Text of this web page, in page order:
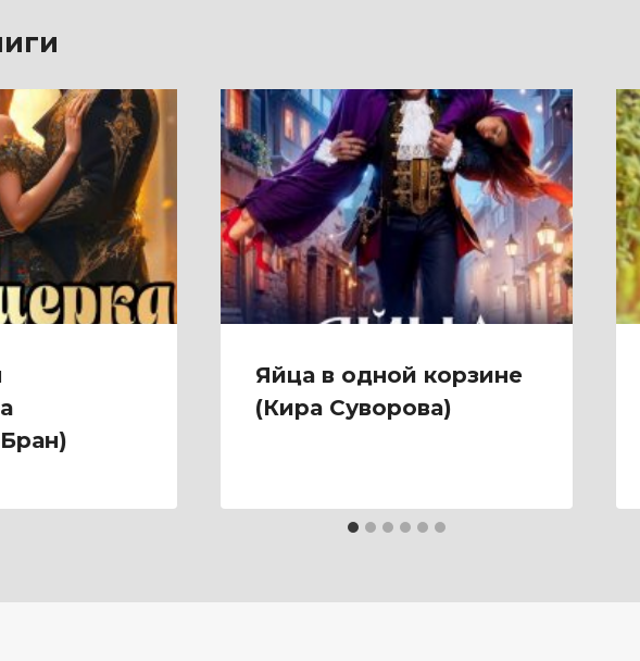
Яйца в одной корзине
(Кира Суворова)